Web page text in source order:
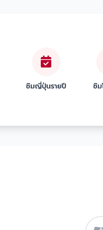
ซิมญี่ปุ่นรายปี ซิ